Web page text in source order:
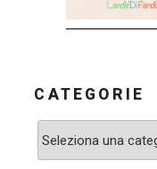
CATEGORIE
Categorie